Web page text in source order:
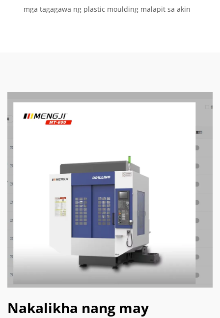
mga tagagawa ng plastic moulding malapit sa akin
Nakalikha nang may